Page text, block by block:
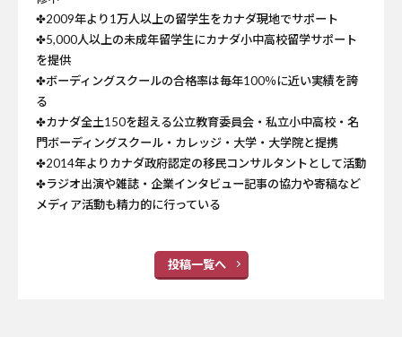
✤2009年より1万人以上の留学生をカナダ現地でサポート
✤5,000人以上の未成年留学生にカナダ小中高校留学サポート
を提供
✤ボーディングスクールの合格率は毎年100％に近い実績を誇
る
✤カナダ全土150を超える公立教育委員会・私立小中高校・名
門ボーディングスクール・カレッジ・大学・大学院と提携
✤2014年よりカナダ政府認定の移民コンサルタントとして活動
✤ラジオ出演や雑誌・企業インタビュー記事の協力や寄稿など
メディア活動も精力的に行っている
投稿一覧へ